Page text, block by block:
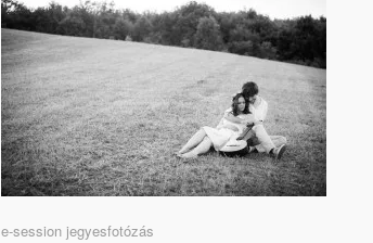
e-session jegyesfotózás